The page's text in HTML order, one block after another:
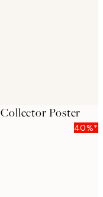
Poster
40%*